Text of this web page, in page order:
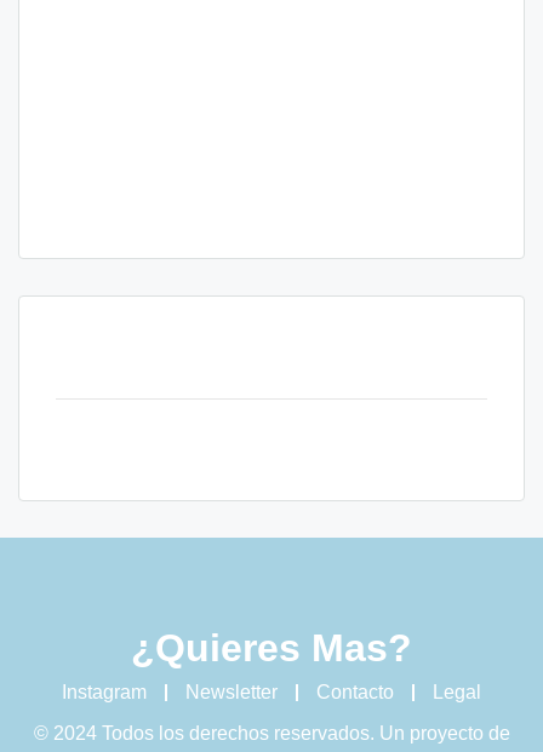
¿Quieres Mas?
Instagram Newsletter Contacto
Legal
© 2024 Todos los derechos reservados. Un proyecto de